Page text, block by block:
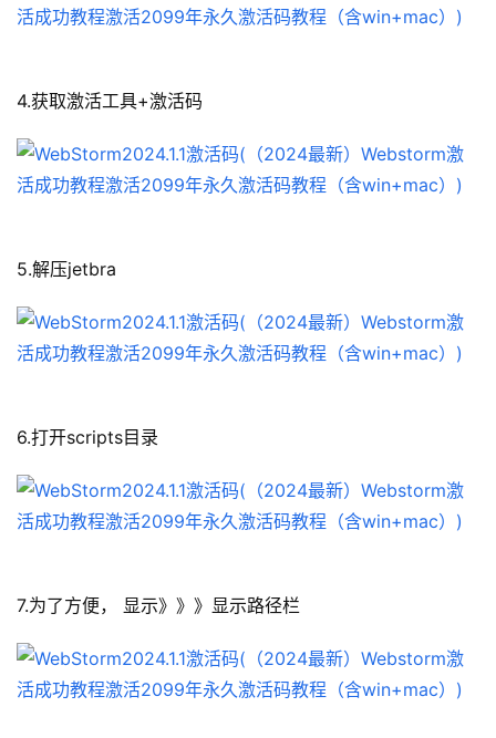
4.获取激活工具+激活码
5.解压jetbra
6.打开scripts目录
7.为了方便， 显示》》》显示路径栏